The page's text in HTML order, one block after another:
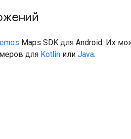
Maps SDK для Android. Их
для Kotlin или Java.